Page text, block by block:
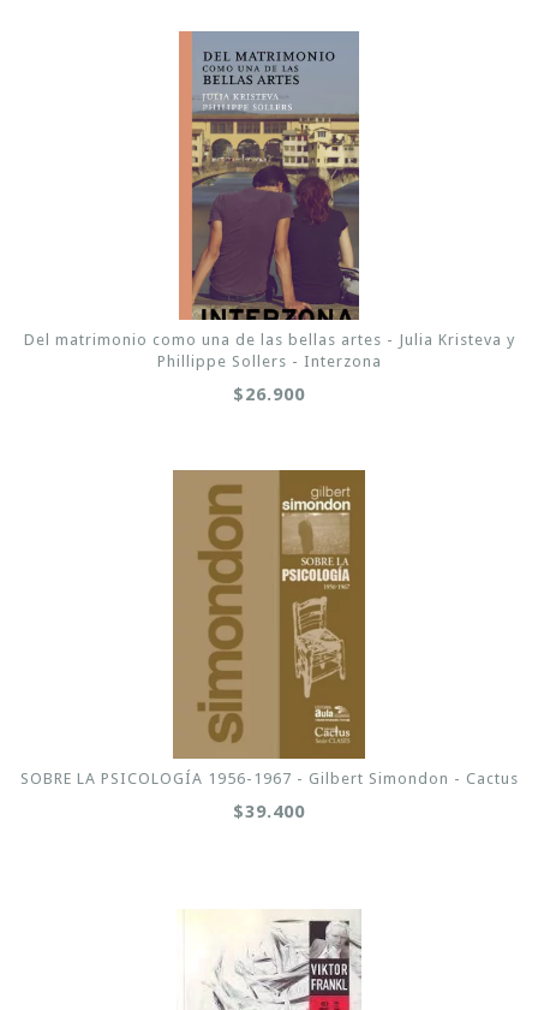
Del matrimonio como una de las bellas artes - Julia Kristeva y
Phillippe Sollers - Interzona
$26.900
SOBRE LA PSICOLOGÍA 1956-1967 - Gilbert Simondon - Cactus
$39.400